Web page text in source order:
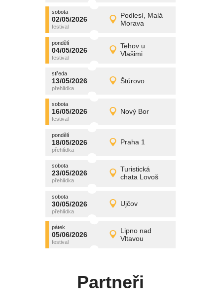
sobota
02/05/2026
Podlesí, Malá
Morava
sobota
02/05/2026 Detail
promítání
pondělí
04/05/2026
Tehov u
Vlašimi
pondělí
04/05/2026 Detail
promítání
středa
13/05/2026 Štúrovo
středa
13/05/2026 Detail
promítání
sobota
16/05/2026 Nový Bor
sobota
16/05/2026 Detail
promítání
pondělí
18/05/2026 Praha 1
pondělí
18/05/2026 Detail
promítání
sobota
23/05/2026
Turistická
chata Lovoš
sobota
23/05/2026 Detail
promítání
sobota
30/05/2026 Ujčov
sobota
30/05/2026 Detail
promítání
pátek
05/06/2026
Lipno nad
Vltavou
pátek
05/06/2026 Detail
promítání
Partneři